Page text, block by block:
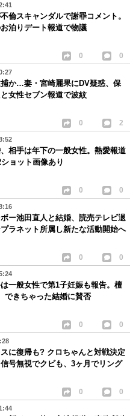
倫スキャンダルで謝罪コメント。
泊りデート報道で物議
0 0
か…妻・宮崎麗果にDV疑惑、保
女性セブン報道で波紋
0 2
相手は年下の一般女性。熱愛報道
ョット画像あり
0 0
ー池田直人と結婚、読売テレビ退
ラネット所属し新たな活動開始へ
0 0
一般女性で第1子妊娠も報告。檀
できちゃった結婚に賛否
0 0
に復帰も? クロちゃんと対戦決定
号無視でクビも、3ヶ月でリング
0 0